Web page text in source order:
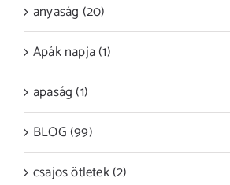
anyaság (20)
Apák napja (1)
apaság (1)
BLOG (99)
csajos ötletek (2)